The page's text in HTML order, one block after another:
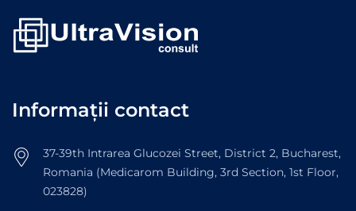
Informații contact
37-39th Intrarea Glucozei Street, District 2, Bucharest,
Romania (Medicarom Building, 3rd Section, 1st Floor,
023828)